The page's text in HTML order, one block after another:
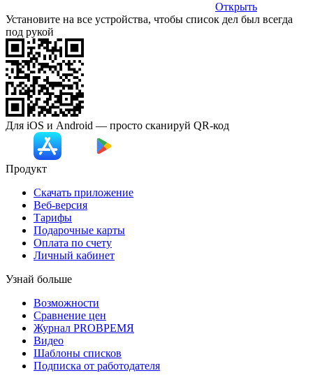
Открыть
Установите на все устройства, чтобы список дел был всегда
под рукой
Для iOS и Android — просто сканируй QR-код
Продукт
Скачать приложение
Веб-версия
Тарифы
Подарочные карты
Оплата по счету
Личный кабинет
Узнай больше
Возможности
Сравнение цен
Журнал PROВРЕМЯ
Видео
Шаблоны списков
Подписка от работодателя